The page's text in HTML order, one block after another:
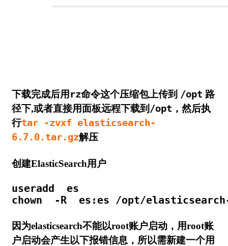
下载完成后用 rz命令这个压缩包上传到 /opt 路
径下,或者直接用面板远程下载到 /opt ，然后执
行tar -zvxf elasticsearch-
6.7.0.tar.gz解压
创建ElasticSearch用户
useradd  es
chown  -R  es:es /opt/
因为elasticsearch不能以root账户启动，用root账
户启动会产生以下报错信息，所以需新建一个用